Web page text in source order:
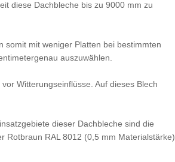
diese Dachbleche bis zu 9000 mm zu
somit mit weniger Platten bei bestimmten
auszuwählen.
Witterungseinflüsse. Auf dieses Blech
dieser Dachbleche sind die
Rotbraun RAL 8012 (0,5 mm Materialstärke)